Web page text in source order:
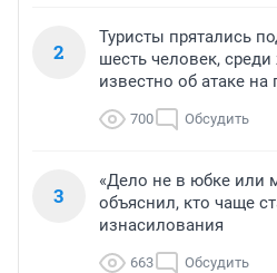
2
Туристы прятались
шесть человек, среди
известно об атаке
700 Обсудить
3
«Дело не в юбке или
объяснил, кто чаще
изнасилования
663 Обсудить